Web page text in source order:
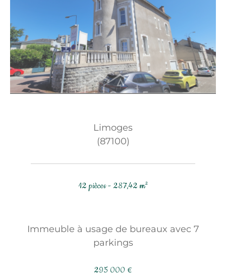
Limoges
(87100)
12 pièces - 287,42 m²
Immeuble à usage de bureaux avec 7
parkings
295 000 €